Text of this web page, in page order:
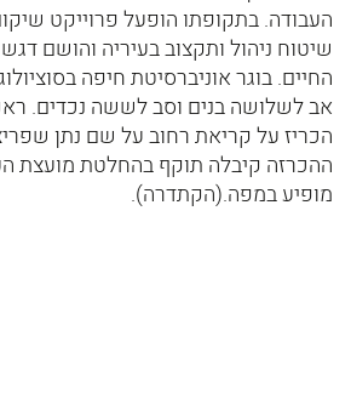
העבודה. בתקופתו הופעל פרוייקט
שיטוח ניהול ותקצוב בעיריה והושם
החיים. בוגר אוניברסיטת חיפה
אב לשלושה בנים וסב לששה נכדים.
הכריז על קריאת רחוב על שם נתן
ההכרזה קיבלה תוקף בהחלטת מועצת
מופיע במפה.(הקתדרה).